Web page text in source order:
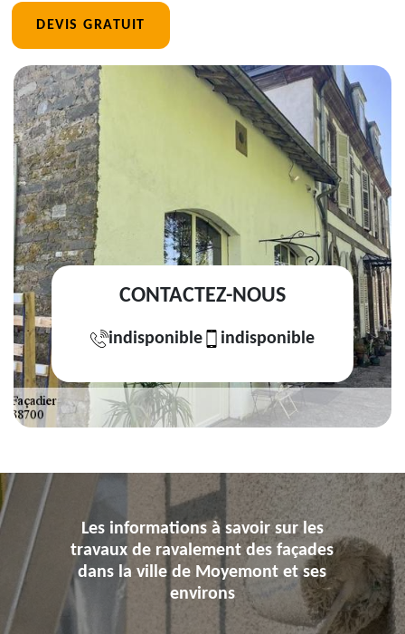
DEVIS GRATUIT
CONTACTEZ-NOUS
indisponible indisponible
Les informations à savoir sur les
travaux de ravalement des façades
dans la ville de Moyemont et ses
environs